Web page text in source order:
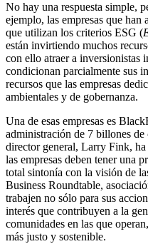
No hay una respuesta simple,
ejemplo, las empresas que han
que utilizan los criterios ESG (
están invirtiendo muchos
con ello atraer a inversionistas
condicionan parcialmente sus
recursos que las empresas
ambientales y de gobernanza.
Una de esas empresas es
administración de 7 billones
director general, Larry Fink,
las empresas deben tener una
total sintonía con la visión de
Business Roundtable,
trabajen no sólo para sus
interés que contribuyen a la
comunidades en las que
más justo y sostenible.